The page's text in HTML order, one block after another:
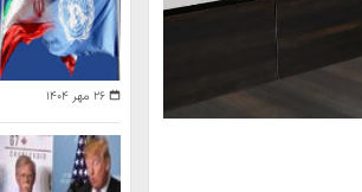
۲۶ مهر ۱۴۰۴